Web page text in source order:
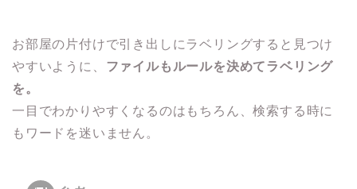
お部屋の片付けで引き出しにラベリングすると見つけ
やすいように、 ファイルもルールを決めてラベリング
を。
一目でわかりやすくなるのはもちろん、検索する時に
もワードを迷いません。